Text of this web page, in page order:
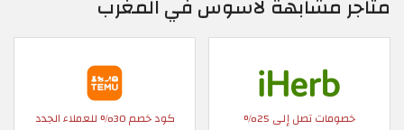
متاجر مشابهة لاسوس في المغرب
خصومات تصل إلى 25% كود خصم 30% للعملاء الجدد